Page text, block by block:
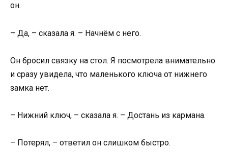
он.
– Да, – сказала я. – Начнём с него.
Он бросил связку на стол. Я посмотрела внимательно
и сразу увидела, что маленького ключа от нижнего
замка нет.
– Нижний ключ, – сказала я. – Достань из кармана.
– Потерял, – ответил он слишком быстро.